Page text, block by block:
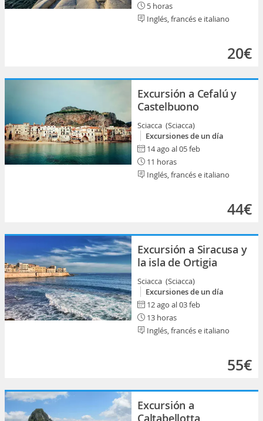
5 horas
Inglés, francés e italiano
20€
Excursión a Cefalú y
Castelbuono
Sciacca (Sciacca)
Excursiones de un día
14 ago al 05 feb
11 horas
Inglés, francés e italiano
44€
Excursión a Siracusa y
la isla de Ortigia
Sciacca (Sciacca)
Excursiones de un día
12 ago al 03 feb
13 horas
Inglés, francés e italiano
55€
Excursión a
Caltabellotta